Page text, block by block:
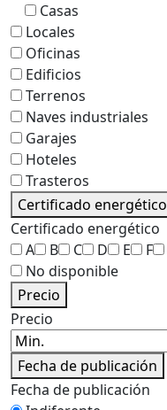
Casas
Locales
Oficinas
Edificios
Terrenos
Naves industriales
Garajes
Hoteles
Trasteros
Certificado energético
Certificado energético
A
B C D E F
No disponible
Precio
Precio
Fecha de publicación
Fecha de publicación